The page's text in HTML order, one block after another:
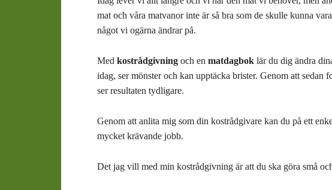
mat och våra matvanor inte är så bra som de skulle kunna
något vi ogärna ändrar på.
Med kostrådgivning och en matdagbok lär du dig ändra
idag, ser mönster och kan upptäcka brister. Genom att
ser resultaten tydligare.
Genom att anlita mig som din kostrådgivare kan du på ett
mycket krävande jobb.
Det jag vill med min kostrådgivning är att du ska göra små